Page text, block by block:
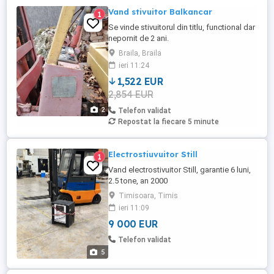
2
1 Vand stivuitor Balkancar
Se vinde stivuitorul din titlu, functional dar
nepornit de 2 ani.
Braila, Braila
ieri 11:24
1,522 EUR
2,854 EUR
Telefon validat
Repostat la fiecare 5 minute
5
1 Electrostiuvuitor Still
Vand electrostivuitor Still, garantie 6 luni,
2.5 tone, an 2000
Timisoara, Timis
ieri 11:09
9 000 EUR
Telefon validat